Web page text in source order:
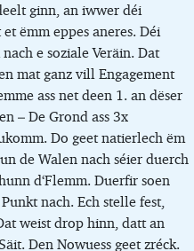
ginn, an iwwer déi
ëmm eppes aneres. Déi
e soziale Veräin. Dat
mat ganz vill Engagement
ass net deen 1. an dëser
– De Grond ass 3x
Do geet natierlech ëm
de Walen nach séier duerch
d‘Flemm. Duerfir soen
nach. Ech stelle fest,
weist drop hinn, datt an
Den Nowuess geet zréck.